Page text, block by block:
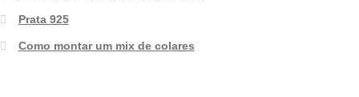
Prata 925
Como montar um mix de colares